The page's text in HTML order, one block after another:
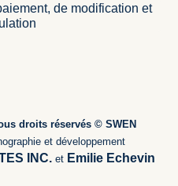
de modification et
droits réservés © SWEN
et développement
INC.etEmilie Echevin